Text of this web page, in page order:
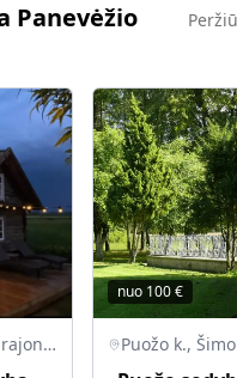
Panevėžio
Vileišiškiai, Biržų rajono savivaldybė, Lietuva
nuo 100€